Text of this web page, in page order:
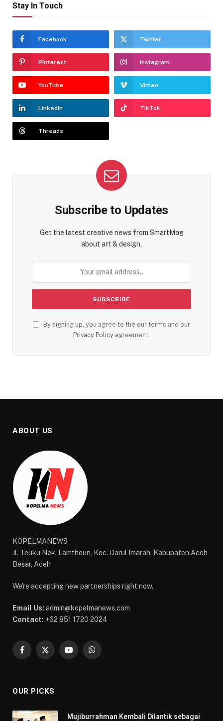
Stay In Touch
Facebook Twitter
Pinterest Instagram
YouTube Vimeo
LinkedIn TikTok
Threads
Subscribe to Updates
Get the latest creative news from SmartMag
about art & design.
By signing up, you agree to the our terms and our
Privacy Policy agreement.
ABOUT US
KOPELMANEWS
Jl. Teuku Nek, Lamtheun, Kec. Darul Imarah, Kabupaten Aceh
Besar, Aceh
We're accepting new partnerships right now.
Email Us: admin@kopelmanews.com
Contact: +62 851 1720 2024
Facebook
X
YouTubeWhatsApp
OUR PICKS
Mujiburrahman Kembali Dilantik sebagai